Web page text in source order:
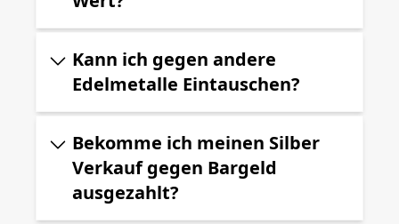
Kann ich gegen andere
Edelmetalle Eintauschen?
Bekomme ich meinen Silber
Verkauf gegen Bargeld
ausgezahlt?